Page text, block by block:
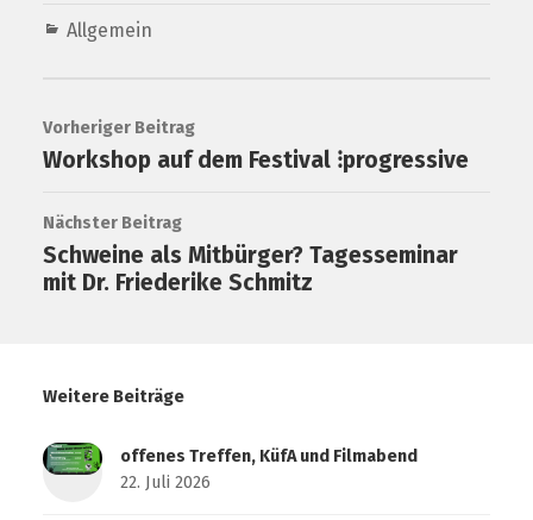
Allgemein
Vorheriger Beitrag
Workshop auf dem Festival ⁝progressive
Nächster Beitrag
Schweine als Mitbürger? Tagesseminar
mit Dr. Friederike Schmitz
Weitere Beiträge
offenes Treffen, KüfA und Filmabend
22. Juli 2026